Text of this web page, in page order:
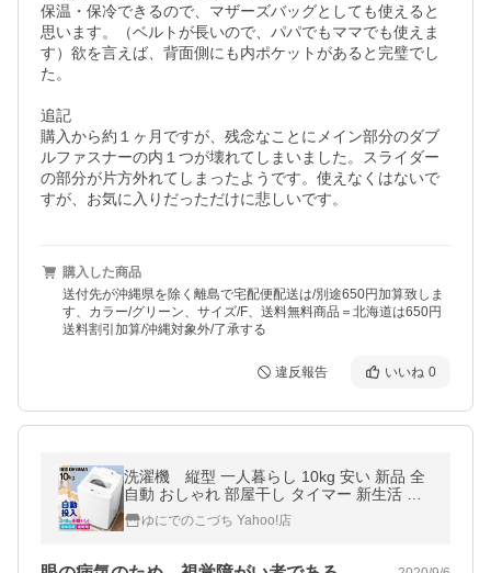
保温・保冷できるので、マザーズバッグとしても使えると
思います。（ベルトが長いので、パパでもママでも使えま
す）欲を言えば、背面側にも内ポケットがあると完璧でし
た。
追記
購入から約１ヶ月ですが、残念なことにメイン部分のダブ
ルファスナーの内１つが壊れてしまいました。スライダー
の部分が片方外れてしまったようです。使えなくはないで
すが、お気に入りだっただけに悲しいです。
購入した商品
送付先が沖縄県を除く離島で宅配便配送は/別途650円加算致しま
す、カラー/グリーン、サイズ/F、送料無料商品＝北海道は650円
送料割引加算/沖縄対象外/了承する
違反報告 いいね 0
洗濯機 縦型 一人暮らし 10kg 安い 新品 全
自動 おしゃれ 部屋干し タイマー 新生活 二
人暮らし 大容量 チャイルドロック アイリス
オーヤマ IAW-T1001
ゆにでのこづち Yahoo!店